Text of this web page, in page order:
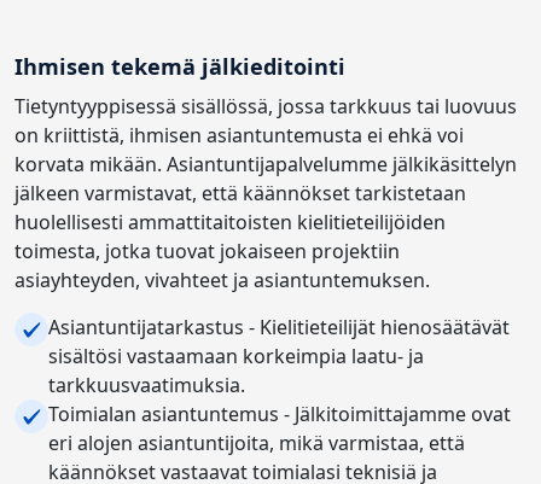
Ihmisen tekemä jälkieditointi
Tietyntyyppisessä sisällössä, jossa tarkkuus tai luovuus
on kriittistä, ihmisen asiantuntemusta ei ehkä voi
korvata mikään. Asiantuntijapalvelumme jälkikäsittelyn
jälkeen varmistavat, että käännökset tarkistetaan
huolellisesti ammattitaitoisten kielitieteilijöiden
toimesta, jotka tuovat jokaiseen projektiin
asiayhteyden, vivahteet ja asiantuntemuksen.
Asiantuntijatarkastus - Kielitieteilijät hienosäätävät
sisältösi vastaamaan korkeimpia laatu- ja
tarkkuusvaatimuksia.
Toimialan asiantuntemus - Jälkitoimittajamme ovat
eri alojen asiantuntijoita, mikä varmistaa, että
käännökset vastaavat toimialasi teknisiä ja